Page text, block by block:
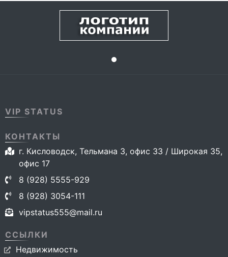
VIP STATUS
КОНТАКТЫ
г. Кисловодск, Тельмана 3, офис 33 / Широкая 35,
офис 17
8 (928) 5555-929
8 (928) 3054-111
vipstatus555@mail.ru
ССЫЛКИ
Недвижимость